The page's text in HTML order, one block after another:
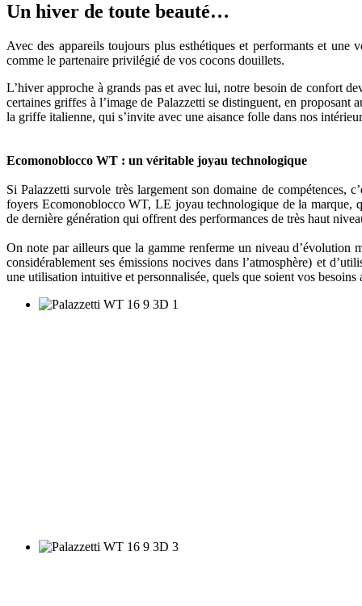
Un hiver de toute beauté…
Avec des appareils toujours plus esthétiques et performants et une
comme le partenaire privilégié de vos cocons douillets.
L’hiver approche à grands pas et avec lui, notre besoin de confort
certaines griffes à l’image de Palazzetti se distinguent, en
la griffe italienne, qui s’invite avec une aisance folle dans nos
Ecomonoblocco WT : un véritable joyau technologique
Si Palazzetti survole très largement son domaine de compétences,
foyers Ecomonoblocco WT, LE joyau technologique de la marque,
de dernière génération qui offrent des performances de très haut
On note par ailleurs que la gamme renferme un niveau d’évolution
considérablement ses émissions nocives dans l’atmosphère) et
une utilisation intuitive et personnalisée, quels que soient vos besoins